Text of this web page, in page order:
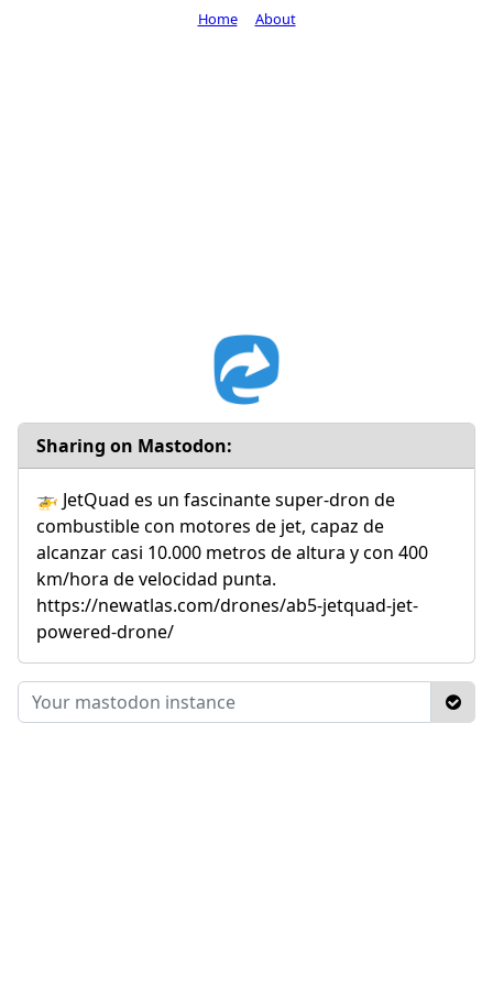
Sharing on Mastodon:
🚁 JetQuad es un fascinante super-dron de
combustible con motores de jet, capaz de
alcanzar casi 10.000 metros de altura y con 400
km/hora de velocidad punta.
https://newatlas.com/drones/ab5-jetquad-jet-
powered-drone/
Home About